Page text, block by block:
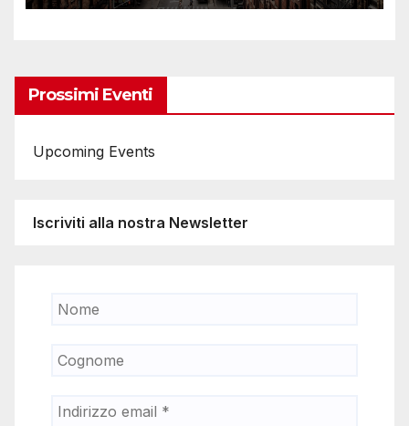
Prossimi Eventi
Upcoming Events
Iscriviti alla nostra Newsletter